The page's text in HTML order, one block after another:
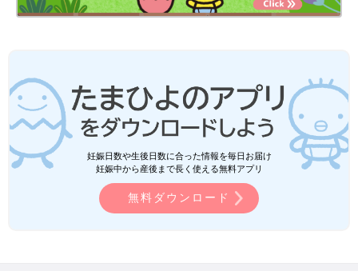
妊娠日数や生後日数に合った情報を毎日お届け
妊娠中から産後まで長く使える無料アプリ
無料ダウンロード